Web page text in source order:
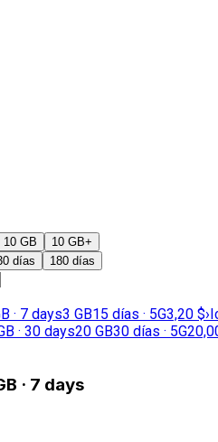
10 GB 10 GB+
días 180 días
· 7 days3 GB15 días · 5G3,20 $›
· 30 days20 GB30 días · 5G
· 7 days